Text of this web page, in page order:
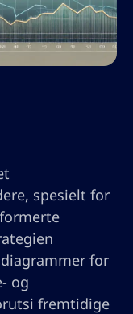
spesielt for
for
og
fremtidige